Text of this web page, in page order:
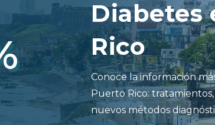
Diabetes
Rico
Conoce la información
Puerto Rico:
nuevos métodos